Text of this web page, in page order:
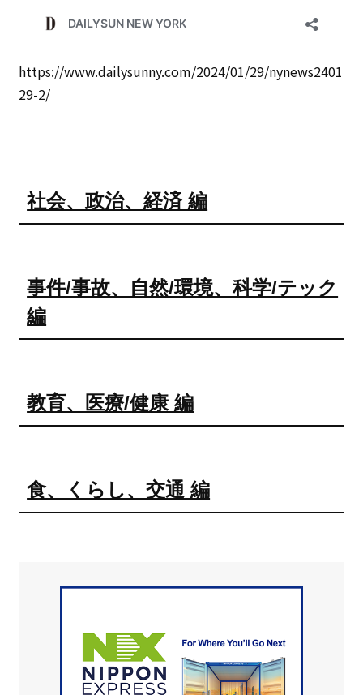
https://www.dailysunny.com/2024/01/29/nynews2401
29-2/
社会、政治、経済 編
事件/事故、自然/環境、科学/テック
編
教育、医療/健康 編
食、くらし、交通 編